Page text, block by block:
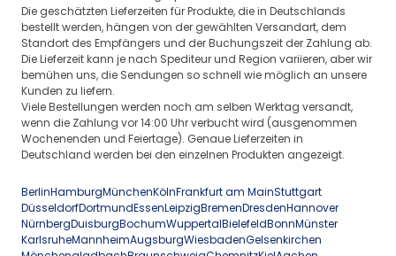
Die geschätzten Lieferzeiten für Produkte, die in Deutschlands
bestellt werden, hängen von der gewählten Versandart, dem
Standort des Empfängers und der Buchungszeit der Zahlung ab.
Die Lieferzeit kann je nach Spediteur und Region variieren, aber wir
bemühen uns, die Sendungen so schnell wie möglich an unsere
Kunden zu liefern.
Viele Bestellungen werden noch am selben Werktag versandt,
wenn die Zahlung vor 14:00 Uhr verbucht wird (ausgenommen
Wochenenden und Feiertage). Genaue Lieferzeiten in
Deutschland werden bei den einzelnen Produkten angezeigt.
BerlinHamburgMünchenKölnFrankfurt am MainStuttgart
DüsseldorfDortmundEssenLeipzigBremenDresdenHannover
NürnbergDuisburgBochumWuppertalBielefeldBonnMünster
KarlsruheMannheimAugsburgWiesbadenGelsenkirchen